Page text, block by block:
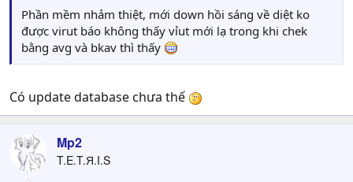
Phần mềm nhảm thiệt, mới down hồi sáng về diệt ko
được virut báo không thấy vỉut mới lạ trong khi chek
bằng avg và bkav thì thấy
Có update database chưa thế
Mp2
T.E.T.Я.I.S